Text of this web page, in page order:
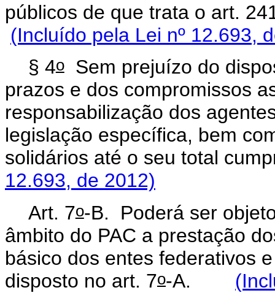
públicos de que trata o
(Incluído pela Lei nº 12.693,
§ 4oSem prejuízo do
prazos e dos compromissos
responsabilização dos
legislação específica, bem
solidários até o seu total
12.693, de 2012)
Art. 7o-B. Poderá ser
âmbito do PAC a prestação
básico dos entes federativos
disposto no art. 7o-A.